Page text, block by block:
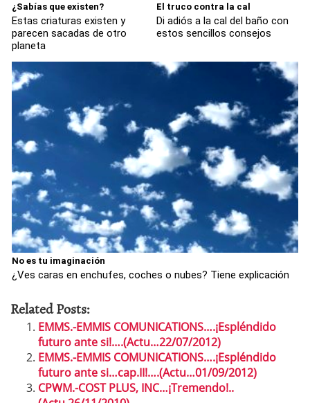
¿Sabías que existen?
Estas criaturas existen y
parecen sacadas de otro
planeta
El truco contra la cal
Di adiós a la cal del baño con
estos sencillos consejos
No es tu imaginación
¿Ves caras en enchufes, coches o nubes? Tiene explicación
Related Posts:
EMMS.-EMMIS COMUNICATIONS….¡Espléndido
futuro ante si!….(Actu…22/07/2012)
EMMS.-EMMIS COMUNICATIONS….¡Espléndido
futuro ante si…cap.II!….(Actu…01/09/2012)
CPWM.-COST PLUS, INC…¡Tremendo!..